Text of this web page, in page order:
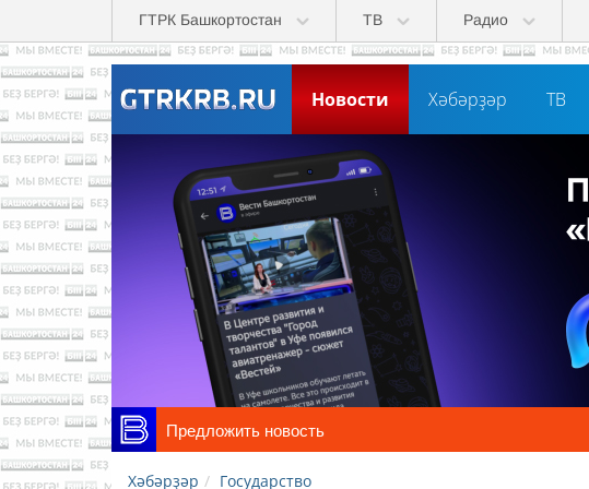
Перейти к основному содержанию
ГТРК Башкортостан ТВ Радио
Новости Хәбәрҙәр ТВ
Предложить новость
Хәбәрҙәр Государство